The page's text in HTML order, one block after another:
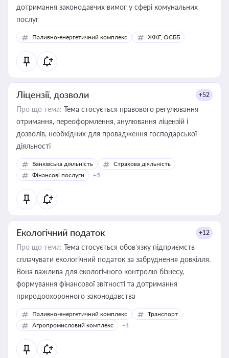
дотримання законодавчих вимог у сфері комунальних
послуг
Паливно-енергетичний комплекс ЖКГ, ОСББ
Ліцензії, дозволи +52
Про що тема: Тема стосується правового регулювання
отримання, переоформлення, анулювання ліцензій і
дозволів, необхідних для провадження господарської
діяльності
Банківська діяльність
Страхова діяльність
Фінансові послуги
+5
Екологічний податок +12
Про що тема: Тема стосується обов’язку підприємств
сплачувати екологічний податок за забруднення довкілля.
Вона важлива для екологічного контролю бізнесу,
формування фінансової звітності та дотримання
природоохоронного законодавства
Паливно-енергетичний комплекс
Транспорт
Агропромисловий комплекс
+1